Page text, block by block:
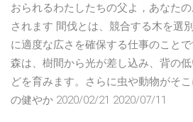
おられるわたしたちの父よ，あなた
されます 間伐とは、競合する木を選
に適度な広さを確保する仕事のこと
森は、樹間から光が差し込み、背の
どを育みます。さらに虫や動物がそ
の健やか 2020/02/21 2020/07/11